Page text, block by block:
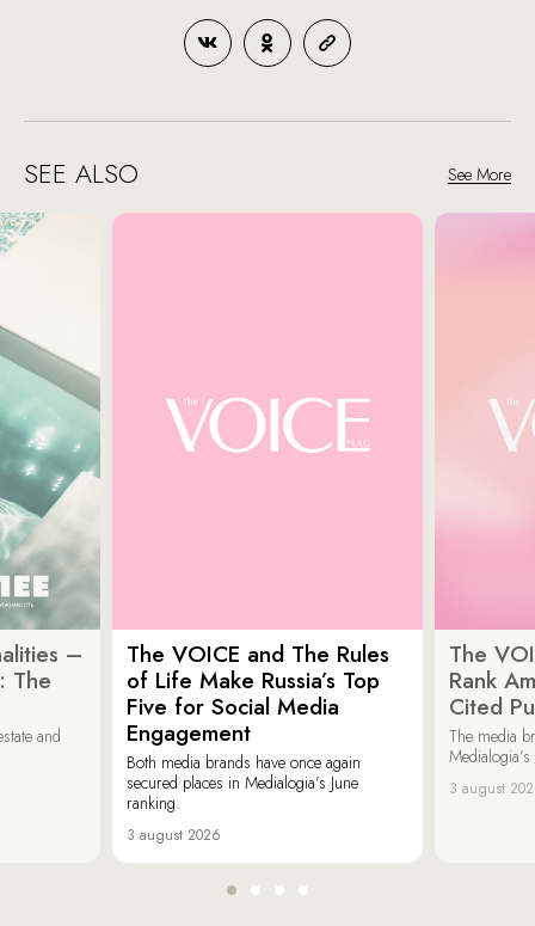
SEE ALSO See More
–
The
and
The VOICE and The Rules
of Life Make Russia’s Top
Five for Social Media
Engagement
Both media brands have once again
secured places in Medialogia’s June
ranking.
3 august 2026
The
Rank
Cited
The media
3 august